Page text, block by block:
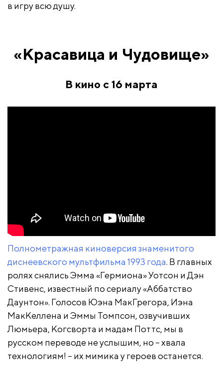
в игру всю душу.
«Красавица и Чудовище»
В кино с 16 марта
Полнометражная киноверсия знаменитого
диснеевского мультфильма 1993 года. В главных
ролях снялись Эмма «Гермиона» Уотсон и Дэн
Стивенс, известный по сериалу «Аббатство
Даунтон». Голосов Юэна МакГрегора, Иэна
МакКеллена и Эммы Томпсон, озвучивших
Люмьера, Когсворта и мадам Поттс, мы в
русском переводе не услышим, но – хвала
технологиям! – их мимика у героев останется.